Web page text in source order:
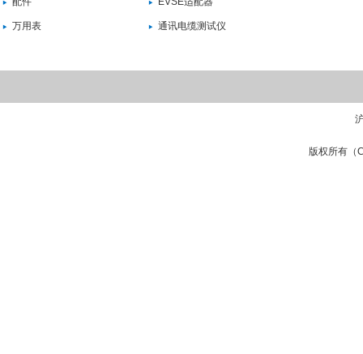
万用表 通讯电缆测试仪
版权所有（